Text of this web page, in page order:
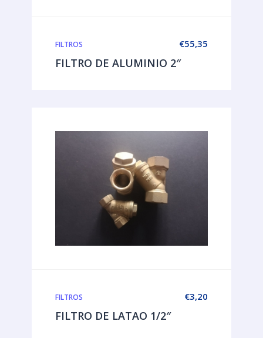
€55,35
FILTROS
FILTRO DE ALUMINIO 2″
€3,20
FILTROS
FILTRO DE LATAO 1/2″